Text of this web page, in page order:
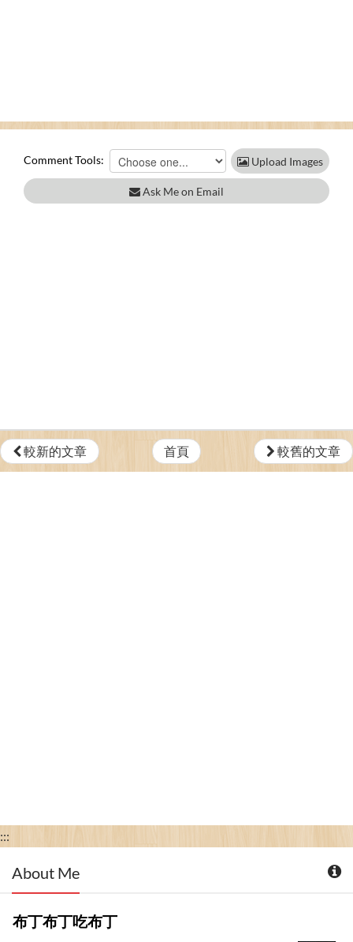
Comment Tools: Upload Images
Ask Me on Email
較新的文章 首頁 較舊的文章
:::
About Me
布丁布丁吃布丁